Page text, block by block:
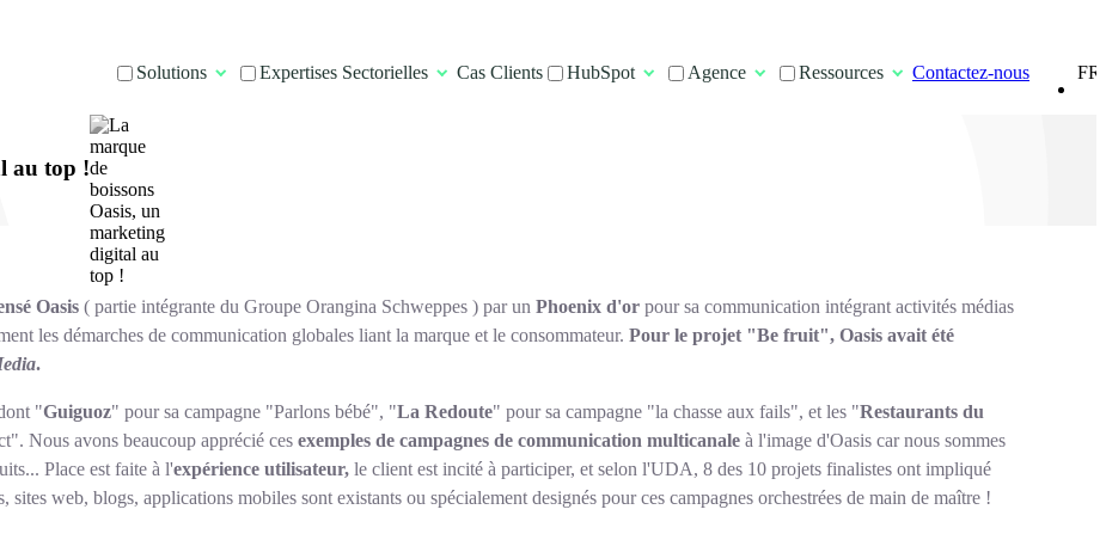
Solutions Expertises Sectorielles Cas Clients HubSpot Agence Ressources Contactez-nous
au top !
Oasis ( partie intégrante du Groupe Orangina Schweppes ) par unPhoenix d'or pour sa communication intégrant activités médias
les démarches de communication globales liant la marque et le consommateur.Pour le projet "Be fruit", Oasis avait été
.
"Guiguoz" pour sa campagne "Parlons bébé", "La Redoute" pour sa campagne "la chasse aux fails", et les "Restaurants du
Nous avons beaucoup apprécié cesexemples de campagnes de communication multicanale à l'image d'Oasis car nous sommes
Place est faite à l'expérience utilisateur, le client est incité à participer, et selon l'UDA, 8 des 10 projets finalistes ont impliqué
sites web, blogs, applications mobiles sont existants ou spécialement designés pour ces campagnes orchestrées de main de maître !